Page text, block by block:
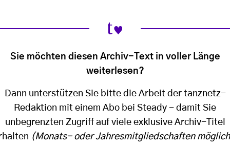
Sie möchten diesen Archiv-Text in voller Länge
weiterlesen?
Dann unterstützen Sie bitte die Arbeit der tanznetz-
Redaktion mit einem Abo bei Steady - damit Sie
unbegrenzten Zugriff auf viele exklusive Archiv-Titel
(Monats- oder Jahresmitgliedschaften